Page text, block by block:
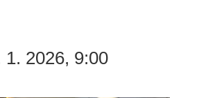
2026, 9:00